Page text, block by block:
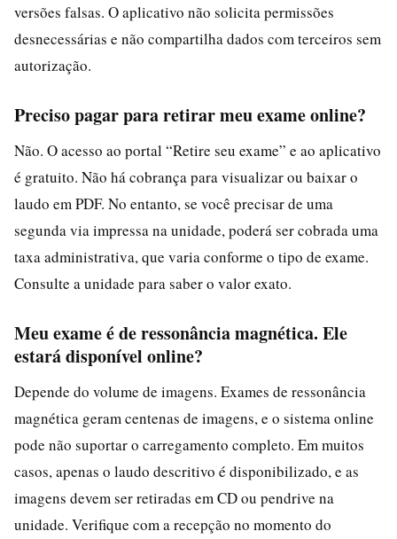
versões falsas. O aplicativo não solicita permissões
desnecessárias e não compartilha dados com terceiros sem
autorização.
Preciso pagar para retirar meu exame online?
Não. O acesso ao portal “Retire seu exame” e ao aplicativo
é gratuito. Não há cobrança para visualizar ou baixar o
laudo em PDF. No entanto, se você precisar de uma
segunda via impressa na unidade, poderá ser cobrada uma
taxa administrativa, que varia conforme o tipo de exame.
Consulte a unidade para saber o valor exato.
Meu exame é de ressonância magnética. Ele
estará disponível online?
Depende do volume de imagens. Exames de ressonância
magnética geram centenas de imagens, e o sistema online
pode não suportar o carregamento completo. Em muitos
casos, apenas o laudo descritivo é disponibilizado, e as
imagens devem ser retiradas em CD ou pendrive na
unidade. Verifique com a recepção no momento do